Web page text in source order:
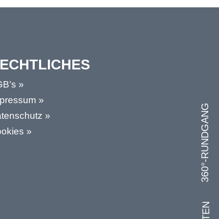
360°-RUNDGANG
»
»
»
»